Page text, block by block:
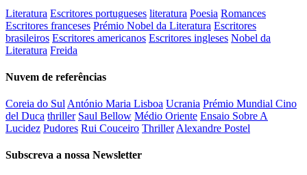
Literatura Escritores portugueses literatura Poesia Romances
Escritores franceses Prémio Nobel da Literatura Escritores
brasileiros Escritores americanos Escritores ingleses Nobel da
Literatura Freida
Nuvem de referências
Coreia do Sul António Maria Lisboa Ucrania Prémio Mundial Cino
del Duca thriller Saul Bellow Médio Oriente Ensaio Sobre A
Lucidez Pudores Rui Couceiro Thriller Alexandre Postel
Subscreva a nossa Newsletter